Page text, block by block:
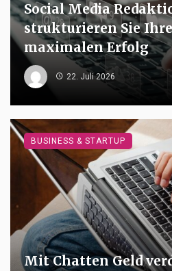
Social Media
strukturieren Sie
maximalen Erfolg
22. Juli 2026
Mit Chatten Geld
BUSINESS & STARTUP